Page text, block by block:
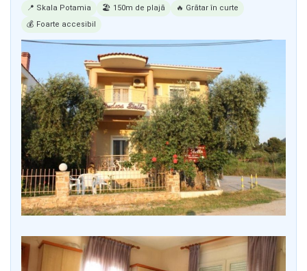
📍 Skala Potamia 🏖️ 150m de plajă
🔥 Grătar în curte
💰 Foarte accesibil